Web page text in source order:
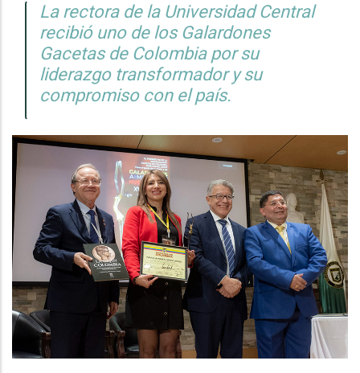
La rectora de la Universidad Central
recibió uno de los Galardones
Gacetas de Colombia por su
liderazgo transformador y su
compromiso con el país.